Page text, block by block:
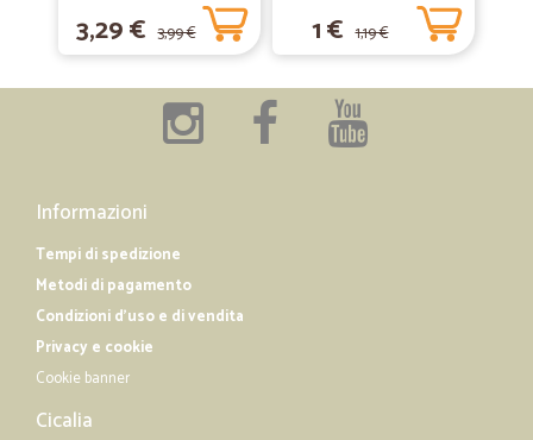
3,29 € 3,99 € 1 € 1,19 €
Informazioni
Tempi di spedizione
Metodi di pagamento
Condizioni d'uso e di vendita
Privacy e cookie
Cookie banner
Cicalia